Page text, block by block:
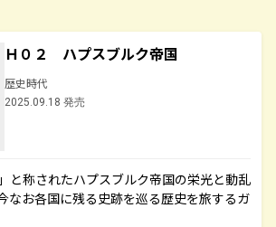
Ｈ０２ ハプスブルク帝国
歴史時代
2025.09.18 発売
と称されたハプスブルク帝国の栄光と動乱
なお各国に残る史跡を巡る歴史を旅するガ